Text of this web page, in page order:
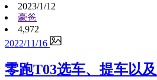
2023/1/12
豪爸
4,972
2022/11/16
零跑T03选车、提车以